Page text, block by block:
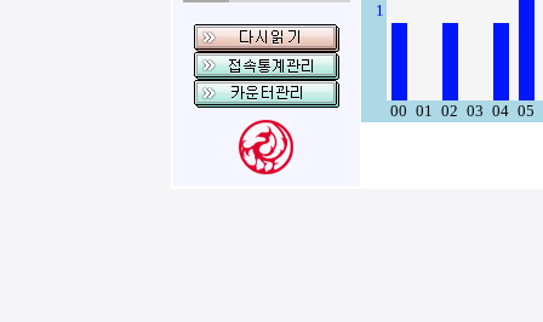
1
00 01 02 03 04 05